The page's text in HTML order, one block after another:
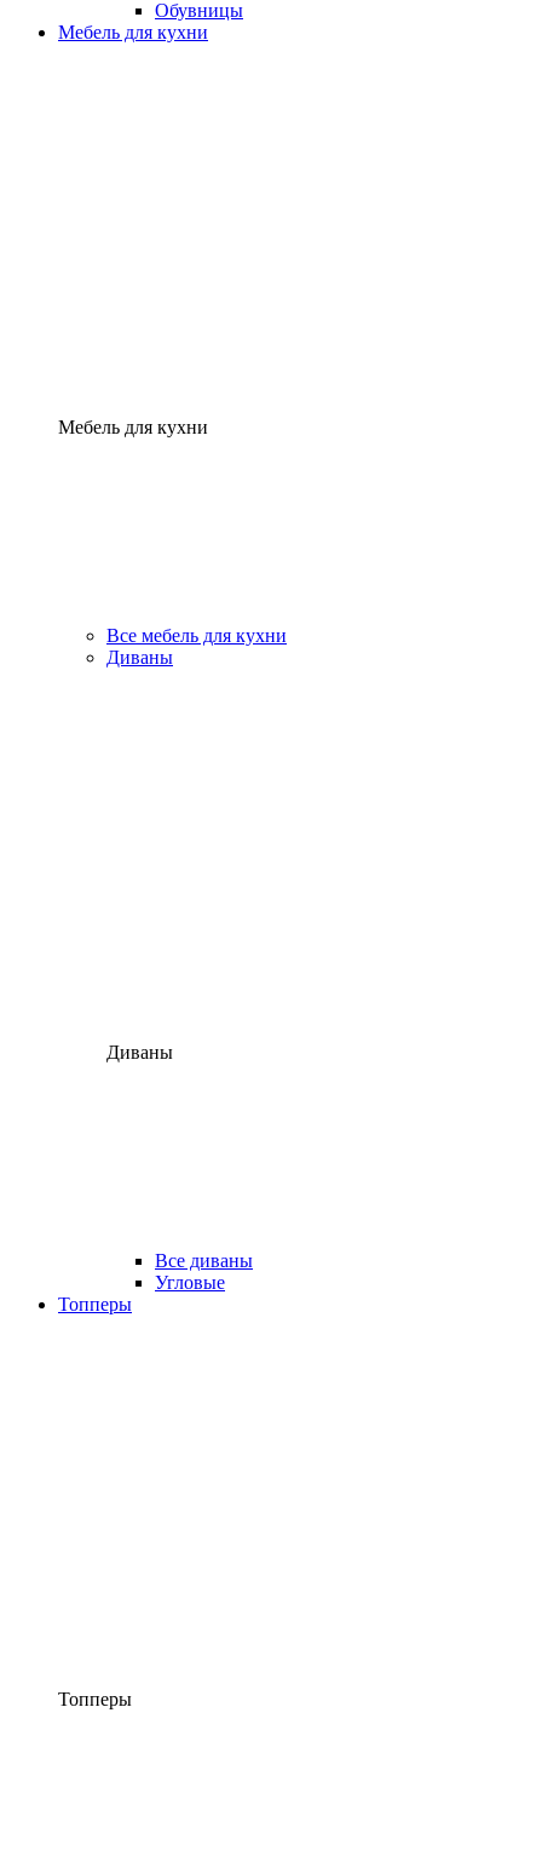
Обувницы
Мебель для кухни
Мебель для кухни
Все мебель для кухни
Диваны
Диваны
Все диваны
Угловые
Топперы
Топперы